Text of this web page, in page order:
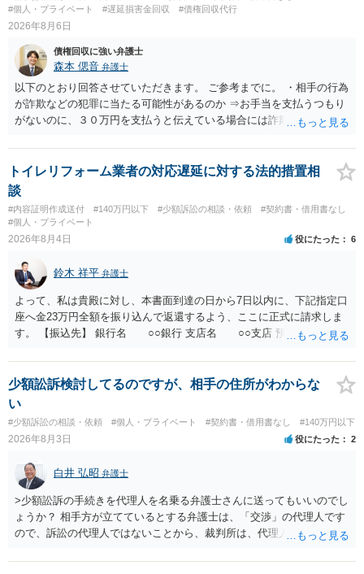
#個人・プライベート
#遅延損害金回収 #債権回収代行
2026年8月6日
債権回収に強い弁護士
森本 偲音 弁護士
以下のとおり回答させていただきます。 ご参考までに。 ・相手の行為
が詐欺などの犯罪に当たる可能性があるのか ⇒お手当を支払うつもり
がないのに、３０万円を支払うと伝えている場合には詐欺罪に該当す
段が取れるのか ⇒契約に基づく履行請求として３０万円を請求するこ
とが考えられますが、 パパ活の契約は、売春防止法に抵触する契約
であるため、公序良俗に反する契約として 民法上無効（民法９０
条）となるため、相手方に請求できない可能性が高いです。 ・相手の
氏名や住所が分からない状態でも対応可能なのか ⇒訴訟等の裁判上の
手続を利用する場合には、原則として相手方の住所・氏名を把握して
トイレリフォーム業者の対応遅延に対する法的措置相
談
#内容証明作成送付 #140万円以下 #少額訴訟の相談・依頼
#契約書・借用書なし
#個人・プライベート
2026年8月4日 役にたった 6
鈴木 祥平 弁護士
よって、私は貴殿に対し、本書面到達の日から7日以内に、下記指定口
座へ金23万円全額を振り込んで返還するよう、ここに正式に請求しま
す。 【振込先】 銀行名 ○○銀行 支店名 ○○支店 預金種別 普通
されない場合には、貴殿には任意に返金する意思がないものと判断
し、やむを得ず、返還金23万円及びこれに対する遅延損害金の支払い
を求める民事訴訟、支払督促その他必要な法的手続を直ちに講じま
いても併せて請求する予定ですので、あらかじめ申し添えます。 本件
は、貴殿自らが契約を解約したことによって生じた返還義務の履行を
求めるものにすぎません。貴殿の仕入先との取引関係や返金時期など
の内部事情は、私に対する返還義務の発生や履行時期には何ら影響を
及ぼすものではありません。 これ以上、本件の解決を不必要に遅延さ
せることなく、誠意をもって速やかに返金手続を履行されるよう、強
く求めます。 以上
少額訟訴検討してるのですが、相手の住所がわからな
い
#少額訴訟の相談・依頼 #個人・プライベート #契約書・借用書なし #140万円以下
2026年8月3日 役にたった 2
白井 弘昭 弁護士
>少額訟訴の手続きを代理人を名乗る弁護士さんに送ってもいいのでし
ょうか？ 相手方が立てているとする弁護士は、「交渉」の代理人です
ので、訴訟の代理人ではないことから、裁判所は、代理人宛ての訴状
ている場合は、相手方（被告）の住所で訴状を作成提出し、裁判所に